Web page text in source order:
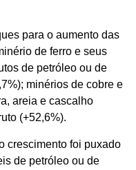
para o aumento das
de ferro e seus
de petróleo ou de
minérios de cobre e
areia e cascalho
(+52,6%).
crescimento foi puxado
de petróleo ou de